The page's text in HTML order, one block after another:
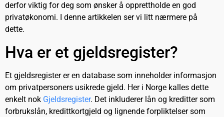
derfor viktig for deg som ønsker å opprettholde en god
privatøkonomi. I denne artikkelen ser vi litt nærmere på
dette.
Hva er et gjeldsregister?
Et gjeldsregister er en database som inneholder informasjon
om privatpersoners usikrede gjeld. Her i Norge kalles dette
enkelt nok Gjeldsregister. Det inkluderer lån og kreditter som
forbrukslån, kredittkortgjeld og lignende forpliktelser som